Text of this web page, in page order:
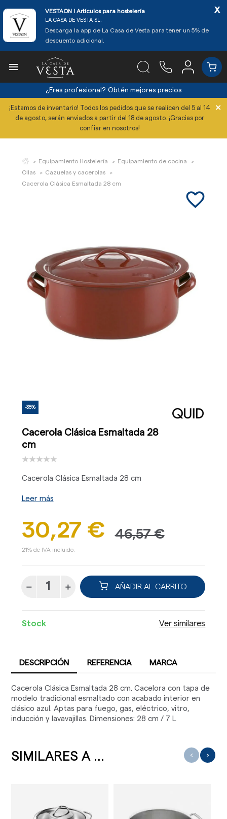
VESTAON l Artículos para hostelería
LA CASA DE VESTA SL.
Descarga la app de La Casa de Vesta para tener un 5% de
descuento adicional.
x

¿Eres profesional? Obtén mejores precios
¡Estamos de inventario! Todos los pedidos que se realicen del 5 al 14
de agosto, serán enviados a partir del 18 de agosto. ¡Gracias por
confiar en nosotros!
×
Equipamiento Hostelería
Equipamiento de cocina
Ollas
Cazuelas y cacerolas
Cacerola Clásica Esmaltada 28 cm
favorite_border
-35%
Cacerola Clásica Esmaltada 28
cm
Cacerola Clásica Esmaltada 28 cm
Leer más
30,27 € 46,57 €
21% de IVA incluido.
AÑADIR AL CARRITO
Stock Ver similares
DESCRIPCIÓN REFERENCIA MARCA
Cacerola Clásica Esmaltada 28 cm. Cacelora con tapa de
modelo tradicional esmaltado con acabado interior en
clásico azul. Aptas para fuego, gas, eléctrico, vitro,
inducción y lavavajillas. Dimensiones: 28 cm / 7 L
SIMILARES A ... ‹ ›